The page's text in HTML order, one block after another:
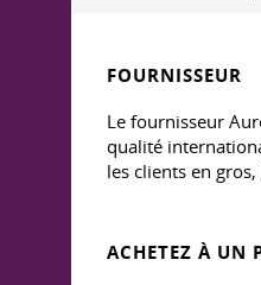
FOURNISSEUR
Le fournisseur
qualité
les clients en
ACHETEZ À UN